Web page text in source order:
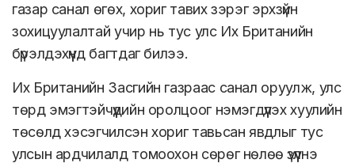
газар санал өгөх, хориг тавих зэрэг эрхзүйн
зохицуулалтай учир нь тус улс Их Британийн
бүрэлдэхүүнд багтдаг билээ.
Их Британийн Засгийн газраас санал оруулж, улс
төрд эмэгтэйчүүдийн оролцоог нэмэгдүүлэх хуулийн
төсөлд хэсэгчилсэн хориг тавьсан явдлыг тус
улсын ардчилалд томоохон сөрөг нөлөө үзүүлнэ